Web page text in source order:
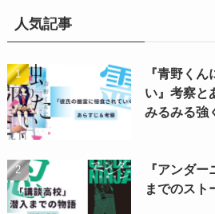
人気記事
『青野く
い』考察と
みるみる強
『アンダ
までのスト